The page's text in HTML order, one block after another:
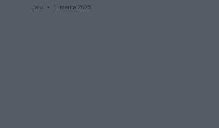
Jaro 1. marca 2025